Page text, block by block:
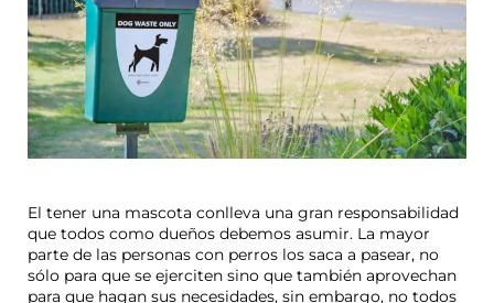
El tener una mascota conlleva una gran responsabilidad
que todos como dueños debemos asumir. La mayor
parte de las personas con perros los saca a pasear, no
sólo para que se ejerciten sino que también aprovechan
para que hagan sus necesidades, sin embargo, no todos